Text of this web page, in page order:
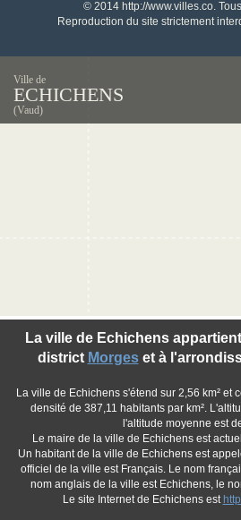
© 2014 http://www.villes.co.
Reproduction du site strictement
Ville de
ECHICHENS
(Vaud)
La ville de Echichens
district Morgeset à
La ville de Echichens s'étend sur 2,56 km² et
densité de 387,11 habitants par km².
l'altitude moyenne est
Le maire de la ville de Echichens est
Un habitant de la ville de Echichens est
officiel de la ville est Français. Le nom
nom anglais de la ville est Echichens, le
Le site Internet de Echichens est